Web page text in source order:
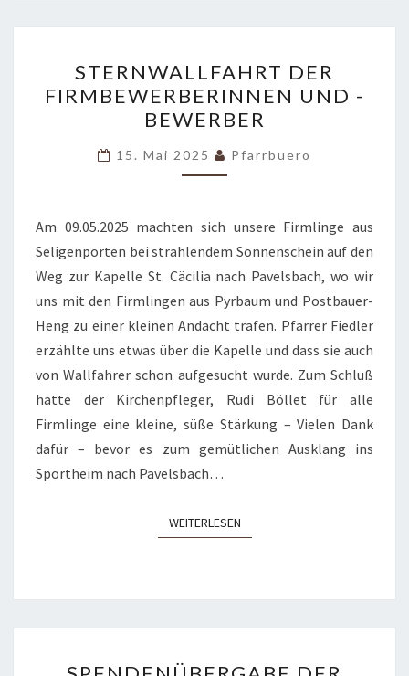
DER
FIRMBEWERBERINNEN
UND
-
BEWERBER
STERNWALLFAHRT DER
FIRMBEWERBERINNEN UND -
BEWERBER
15. Mai 2025 Pfarrbuero
Am 09.05.2025 machten sich unsere Firmlinge aus
Seligenporten bei strahlendem Sonnenschein auf den
Weg zur Kapelle St. Cäcilia nach Pavelsbach, wo wir
uns mit den Firmlingen aus Pyrbaum und Postbauer-
Heng zu einer kleinen Andacht trafen. Pfarrer Fiedler
erzählte uns etwas über die Kapelle und dass sie auch
von Wallfahrer schon aufgesucht wurde. Zum Schluß
hatte der Kirchenpfleger, Rudi Böllet für alle
Firmlinge eine kleine, süße Stärkung – Vielen Dank
dafür – bevor es zum gemütlichen Ausklang ins
Sportheim nach Pavelsbach…
WEITERLESENWEITERLESEN